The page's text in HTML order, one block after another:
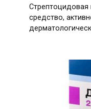
Стрептоцидовая
средство,